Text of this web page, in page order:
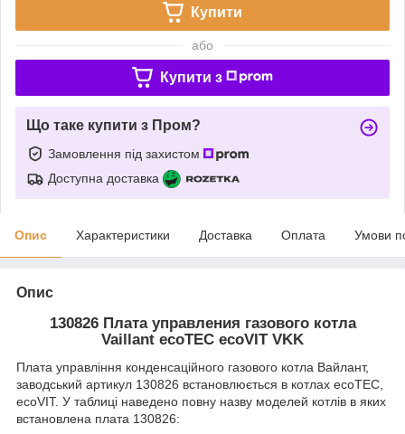
Купити
або
Купити з
Що таке купити з Пром?
Замовлення під захистом
Доступна доставка
Опис Характеристики Доставка Оплата Умови
Опис
130826 Плата управления газового котла
Vaillant ecoTEC ecoVIT VKK
Плата управління конденсаційного газового котла Вайлант,
заводський артикул 130826 встановлюється в котлах ecoTEC,
ecoVIT. У таблиці наведено повну назву моделей котлів в яких
встановлена плата 130826: